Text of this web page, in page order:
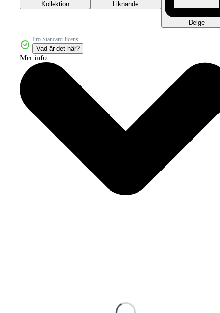
Kollektion Liknande
Delge
Pro Standard-licens
Vad är det här?
Mer info